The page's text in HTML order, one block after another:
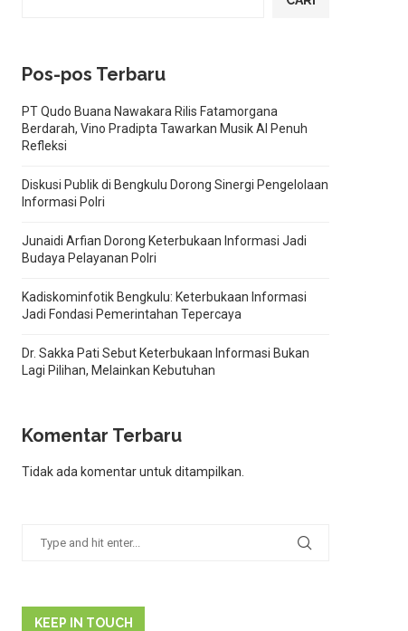
Pos-pos Terbaru
PT Qudo Buana Nawakara Rilis Fatamorgana
Berdarah, Vino Pradipta Tawarkan Musik AI Penuh
Refleksi
Diskusi Publik di Bengkulu Dorong Sinergi Pengelolaan
Informasi Polri
Junaidi Arfian Dorong Keterbukaan Informasi Jadi
Budaya Pelayanan Polri
Kadiskominfotik Bengkulu: Keterbukaan Informasi
Jadi Fondasi Pemerintahan Tepercaya
Dr. Sakka Pati Sebut Keterbukaan Informasi Bukan
Lagi Pilihan, Melainkan Kebutuhan
Komentar Terbaru
Tidak ada komentar untuk ditampilkan.
KEEP IN TOUCH